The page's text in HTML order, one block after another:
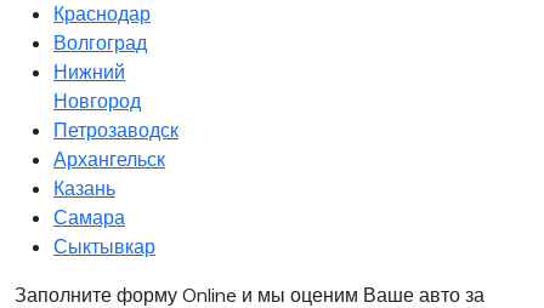
Краснодар
Волгоград
Нижний
Новгород
Петрозаводск
Архангельск
Казань
Самара
Сыктывкар
Заполните форму Online и мы оценим Ваше авто за